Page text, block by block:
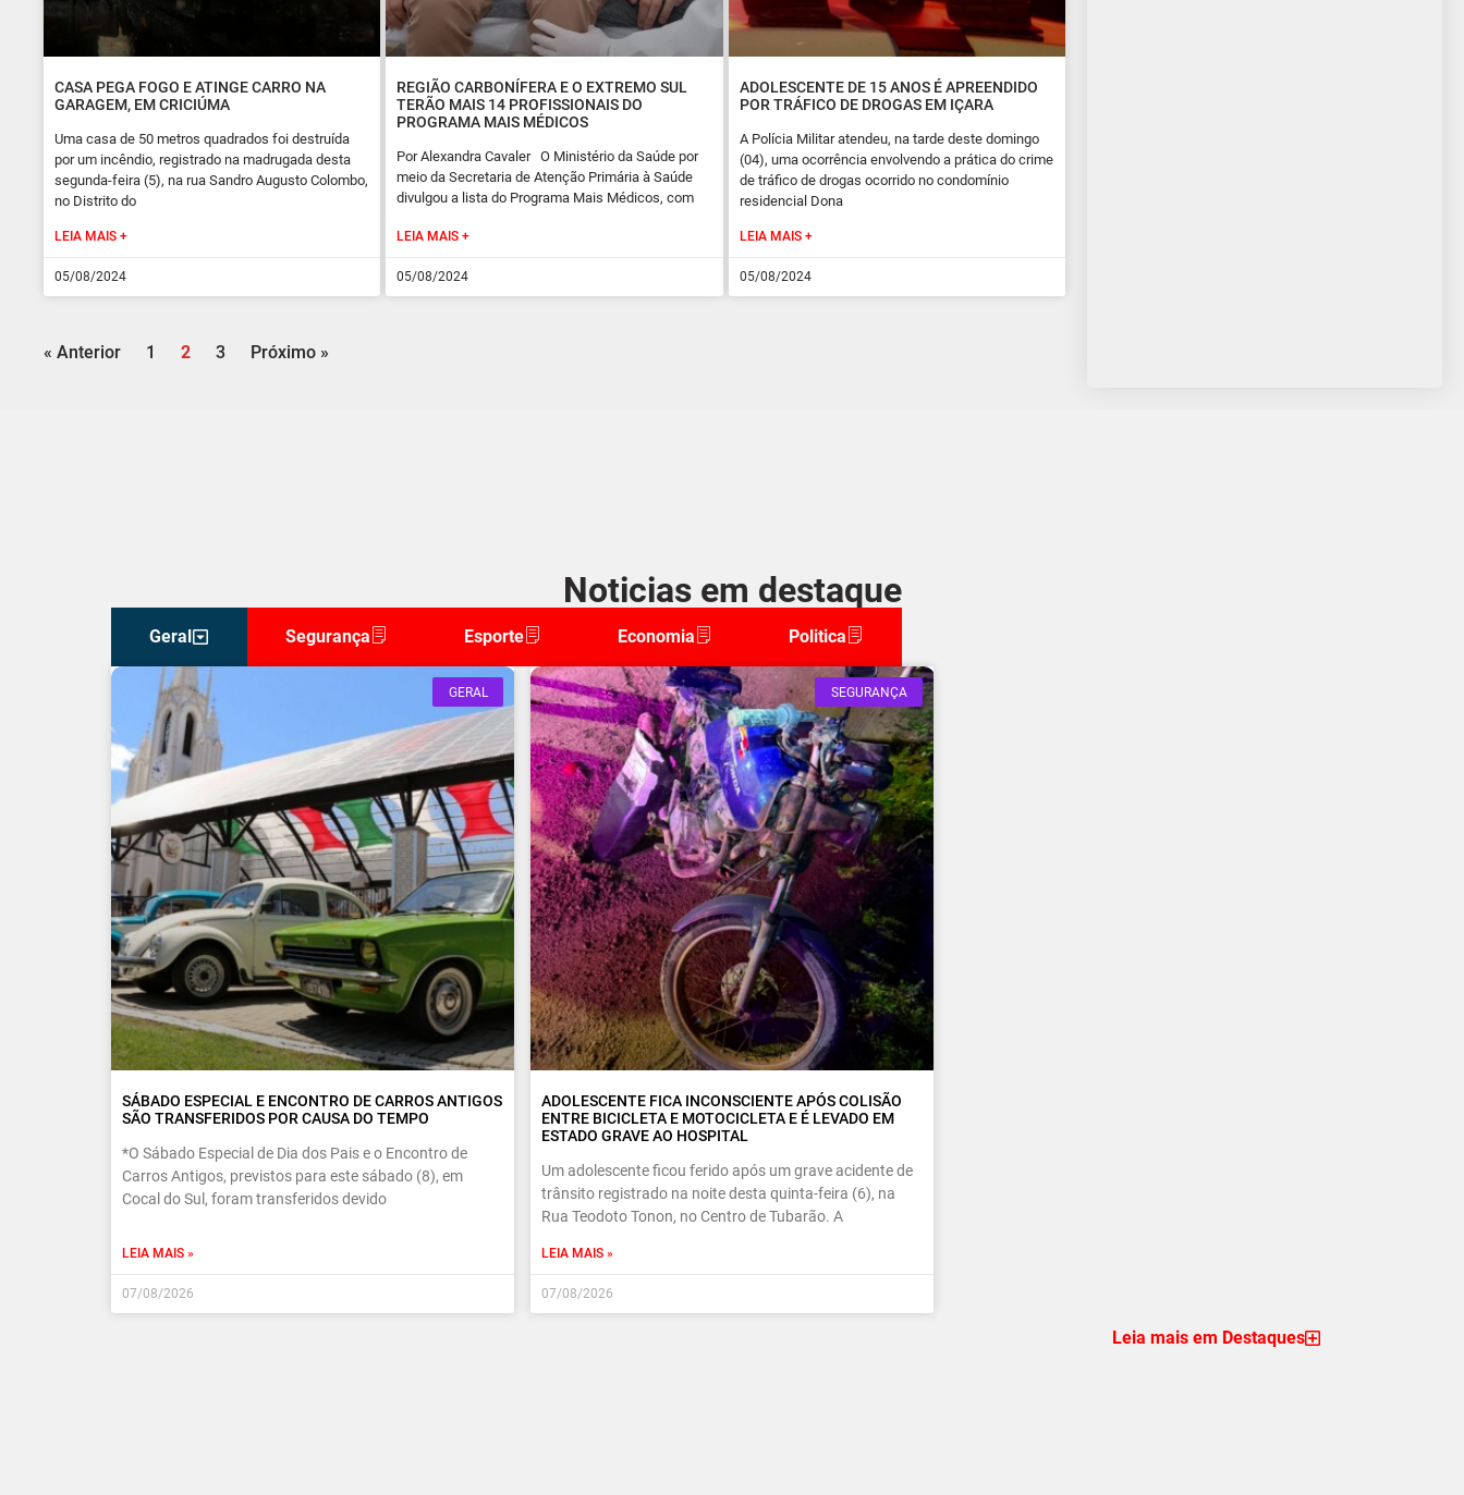
CASA PEGA FOGO E ATINGE CARRO NA
GARAGEM, EM CRICIÚMA
Uma casa de 50 metros quadrados foi destruída
por um incêndio, registrado na madrugada desta
segunda-feira (5), na rua Sandro Augusto Colombo,
no Distrito do
LEIA MAIS +
05/08/2024
REGIÃO CARBONÍFERA E O EXTREMO SUL
TERÃO MAIS 14 PROFISSIONAIS DO
PROGRAMA MAIS MÉDICOS
Por Alexandra Cavaler O Ministério da Saúde por
meio da Secretaria de Atenção Primária à Saúde
divulgou a lista do Programa Mais Médicos, com
LEIA MAIS +
05/08/2024
ADOLESCENTE DE 15 ANOS É APREENDIDO
POR TRÁFICO DE DROGAS EM IÇARA
A Polícia Militar atendeu, na tarde deste domingo
(04), uma ocorrência envolvendo a prática do crime
de tráfico de drogas ocorrido no condomínio
residencial Dona
LEIA MAIS +
05/08/2024
« Anterior 1 2 3 Próximo »
Noticias em destaque
Geral Segurança Esporte Economia Politica
GERAL
SÁBADO ESPECIAL E ENCONTRO DE CARROS ANTIGOS
SÃO TRANSFERIDOS POR CAUSA DO TEMPO
*O Sábado Especial de Dia dos Pais e o Encontro de
Carros Antigos, previstos para este sábado (8), em
Cocal do Sul, foram transferidos devido
LEIA MAIS »
07/08/2026
SEGURANÇA
ADOLESCENTE FICA INCONSCIENTE APÓS COLISÃO
ENTRE BICICLETA E MOTOCICLETA E É LEVADO EM
ESTADO GRAVE AO HOSPITAL
Um adolescente ficou ferido após um grave acidente de
trânsito registrado na noite desta quinta-feira (6), na
Rua Teodoto Tonon, no Centro de Tubarão. A
LEIA MAIS »
07/08/2026
Leia mais em Destaques